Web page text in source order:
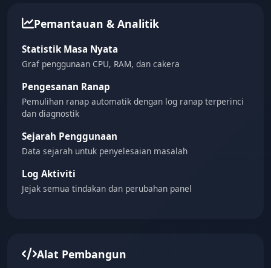
Pemantauan & Analitik
Statistik Masa Nyata
Graf penggunaan CPU, RAM, dan cakera
Pengesanan Ranap
Pemulihan ranap automatik dengan log ranap terperinci
dan diagnostik
Sejarah Penggunaan
Data sejarah untuk penyelesaian masalah
Log Aktiviti
Jejak semua tindakan dan perubahan panel
Alat Pembangun